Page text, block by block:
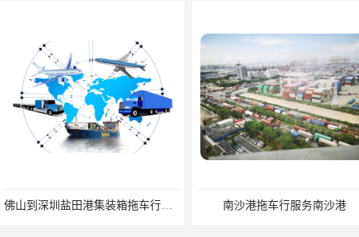
佛山到深圳盐田港集装箱拖车行单价|深耕港口服务 南沙港拖车行服务南沙港